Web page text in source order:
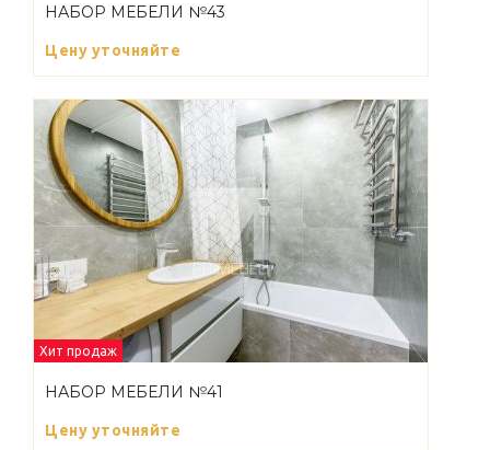
НАБОР МЕБЕЛИ №43
Цену уточняйте
Хит продаж
НАБОР МЕБЕЛИ №41
Цену уточняйте